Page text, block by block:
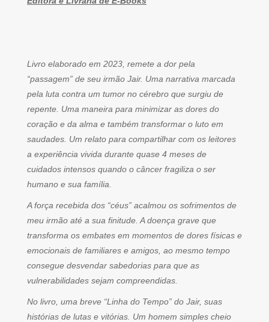
Livro elaborado em 2023, remete a dor pela
“passagem” de seu irmão Jair. Uma narrativa marcada
pela luta contra um tumor no cérebro que surgiu de
repente. Uma maneira para minimizar as dores do
coração e da alma e também transformar o luto em
saudades. Um relato para compartilhar com os leitores
a experiência vivida durante quase 4 meses de
cuidados intensos quando o câncer fragiliza o ser
humano e sua família.
A força recebida dos “céus” acalmou os sofrimentos de
meu irmão até a sua finitude. A doença grave que
transforma os embates em momentos de dores físicas e
emocionais de familiares e amigos, ao mesmo tempo
consegue desvendar sabedorias para que as
vulnerabilidades sejam compreendidas.
No livro, uma breve “Linha do Tempo” do Jair, suas
histórias de lutas e vitórias. Um homem simples cheio